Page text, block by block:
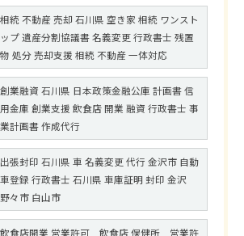
相続 不動産 売却 石川県 空き家 相続 ワンスト
ップ 遺産分割協議書 名義変更 行政書士 残置
物 処分 売却支援 相続 不動産 一体対応
創業融資 石川県 日本政策金融公庫 計画書 信
用金庫 創業支援 飲食店 開業 融資 行政書士 事
業計画書 作成代行
出張封印 石川県 車 名義変更 代行 金沢市 自動
車登録 行政書士 石川県 車庫証明 封印 金沢
野々市 白山市
飲食店開業 営業許可 飲食店 保健所 営業許